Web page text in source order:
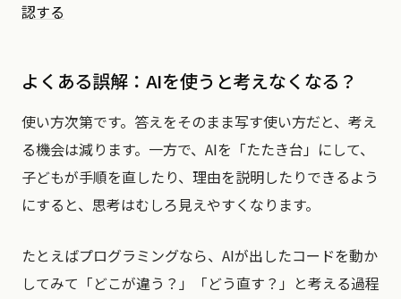
認する
よくある誤解：AIを使うと考えなくなる？
使い方次第です。答えをそのまま写す使い方だと、考え
る機会は減ります。一方で、AIを「たたき台」にして、
子どもが手順を直したり、理由を説明したりできるよう
にすると、思考はむしろ見えやすくなります。
たとえばプログラミングなら、AIが出したコードを動か
してみて「どこが違う？」「どう直す？」と考える過程